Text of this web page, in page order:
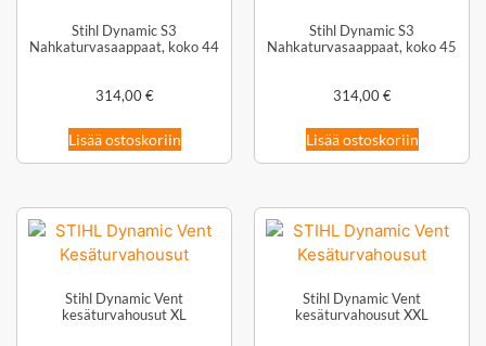
Stihl Dynamic S3
Nahkaturvasaappaat, koko 44
314,00€
Lisää ostoskoriin
Stihl Dynamic S3
Nahkaturvasaappaat, koko 45
314,00€
Lisää ostoskoriin
Stihl Dynamic Vent
kesäturvahousut XL
Stihl Dynamic Vent
kesäturvahousut XXL